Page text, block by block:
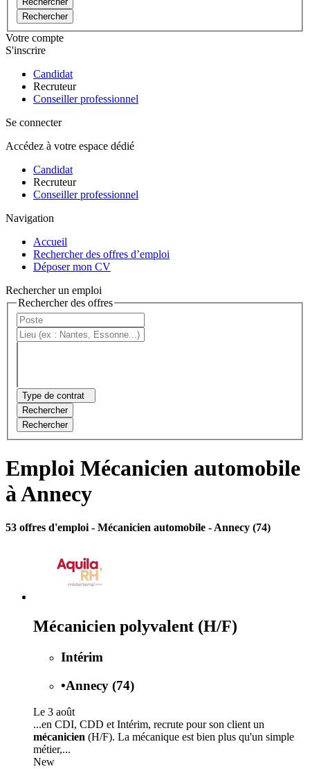
Rechercher
Votre compte
S'inscrire
Candidat
Recruteur
Conseiller professionnel
Se connecter
Accédez à votre espace dédié
Candidat
Recruteur
Conseiller professionnel
Navigation
Accueil
Rechercher des offres d’emploi
Déposer mon CV
Rechercher un emploi
Rechercher des offres
Type de contrat
Rechercher
Rechercher
Emploi Mécanicien automobile
à Annecy
53 offres d'emploi - Mécanicien automobile - Annecy (74)
Mécanicien polyvalent (H/F)
Intérim
•Annecy (74)
Le 3 août
...en CDI, CDD et Intérim, recrute pour son client un
mécanicien (H/F). La mécanique est bien plus qu'un simple
métier,...
New